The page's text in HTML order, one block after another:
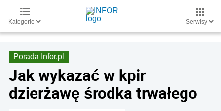
Kategorie Serwisy
Porada Infor.pl
Jak wykazać w kpir
dzierżawę środka trwałego